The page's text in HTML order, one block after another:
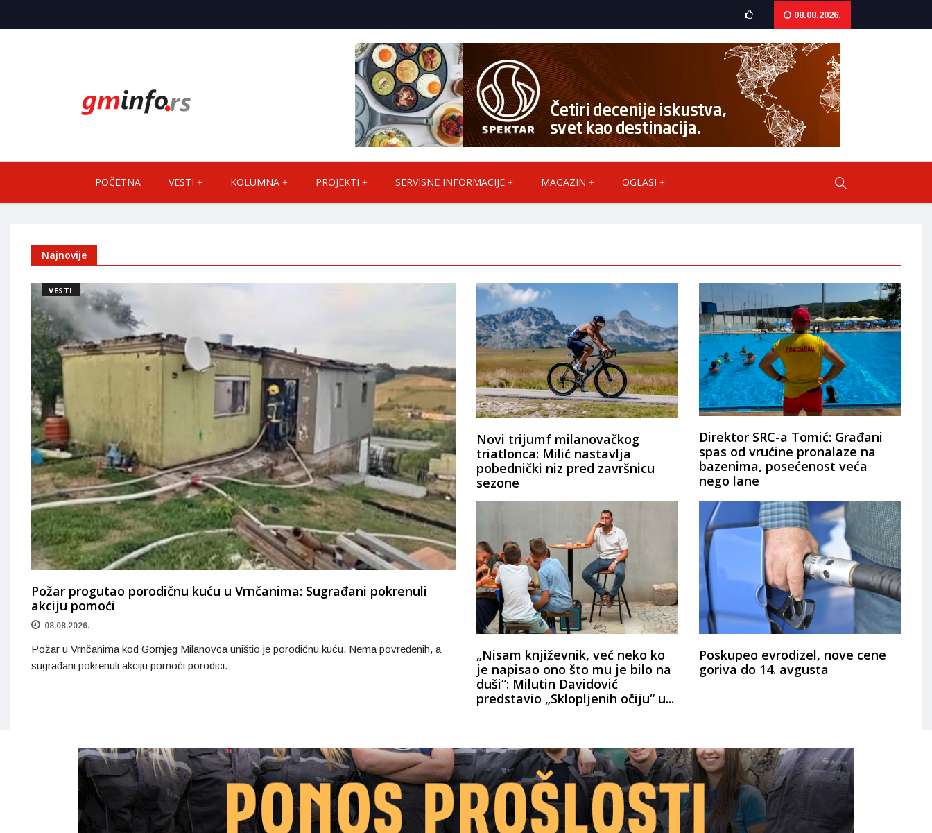
08.08.2026.
POČETNA VESTI KOLUMNA PROJEKTI SERVISNE INFORMACIJE MAGAZIN OGLASI
Najnovije
VESTI
Požar progutao porodičnu kuću u Vrnčanima: Sugrađani pokrenuli
akciju pomoći
08.08.2026.
Požar u Vrnčanima kod Gornjeg Milanovca uništio je porodičnu kuću. Nema povređenih, a
sugrađani pokrenuli akciju pomoći porodici.
Novi trijumf milanovačkog
triatlonca: Milić nastavlja
pobednički niz pred završnicu
sezone
Direktor SRC-a Tomić: Građani
spas od vrućine pronalaze na
bazenima, posećenost veća
nego lane
„Nisam književnik, već neko ko
je napisao ono što mu je bilo na
duši“: Milutin Davidović
predstavio „Sklopljenih očiju“ u...
Poskupeo evrodizel, nove cene
goriva do 14. avgusta